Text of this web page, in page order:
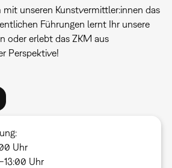
unseren Kunstvermittler:innen das
Führungen lernt Ihr unsere
oder erlebt das ZKM aus
Perspektive!
Uhr
Uhr